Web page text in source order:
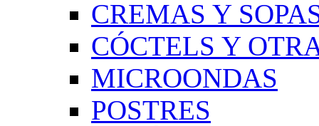
CREMAS Y
CÓCTELS Y
MICROONDAS
POSTRES